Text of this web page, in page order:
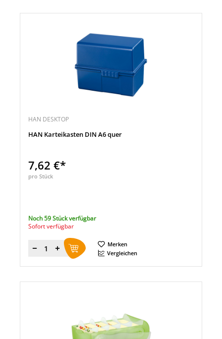
HAN DESKTOP
HAN Karteikasten DIN A6 quer
7,62 €*
pro Stück
Noch 59 Stück verfügbar
Sofort verfügbar
Menge
Merken
Vergleichen